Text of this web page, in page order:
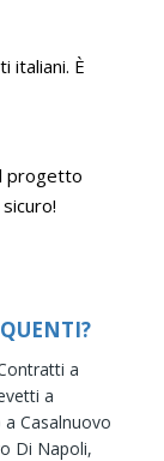
italiani. È
progetto
a
a
Casalnuovo
Di Napoli,